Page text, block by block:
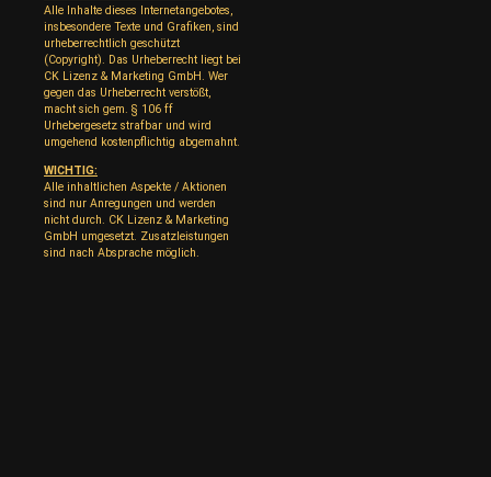
Alle Inhalte dieses Internetangebotes,
insbesondere Texte und Grafiken, sind
urheberrechtlich geschützt
(Copyright). Das Urheberrecht liegt bei
CK Lizenz & Marketing GmbH. Wer
gegen das Urheberrecht verstößt,
macht sich gem. § 106 ff
Urhebergesetz strafbar und wird
umgehend kostenpflichtig abgemahnt.
WICHTIG:
Alle inhaltlichen Aspekte / Aktionen
sind nur Anregungen und werden
nicht durch. CK Lizenz & Marketing
GmbH umgesetzt. Zusatzleistungen
sind nach Absprache möglich.